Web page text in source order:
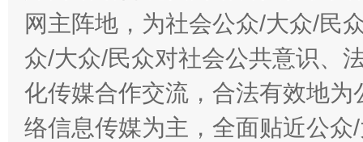
网主阵地，为社会公众/大众/民
众/大众/民众对社会公共意识、
化传媒合作交流，合法有效地
络信息传媒为主，全面贴近公